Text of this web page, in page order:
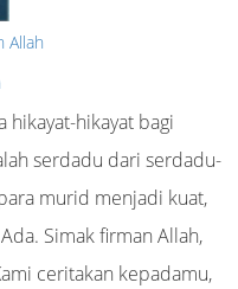
Allah
hikayat-hikayat bagi
serdadu dari serdadu-
murid menjadi kuat,
Simak firman Allah,
ceritakan kepadamu,